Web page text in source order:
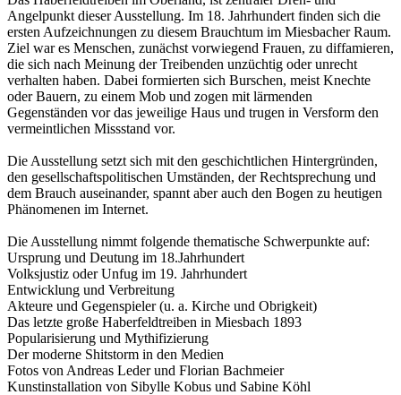
Angelpunkt dieser Ausstellung. Im 18. Jahrhundert finden sich die
ersten Aufzeichnungen zu diesem Brauchtum im Miesbacher Raum.
Ziel war es Menschen, zunächst vorwiegend Frauen, zu diffamieren,
die sich nach Meinung der Treibenden unzüchtig oder unrecht
verhalten haben. Dabei formierten sich Burschen, meist Knechte
oder Bauern, zu einem Mob und zogen mit lärmenden
Gegenständen vor das jeweilige Haus und trugen in Versform den
vermeintlichen Missstand vor.
Die Ausstellung setzt sich mit den geschichtlichen Hintergründen,
den gesellschaftspolitischen Umständen, der Rechtsprechung und
dem Brauch auseinander, spannt aber auch den Bogen zu heutigen
Phänomenen im Internet.
Die Ausstellung nimmt folgende thematische Schwerpunkte auf:
Ursprung und Deutung im 18.Jahrhundert
Volksjustiz oder Unfug im 19. Jahrhundert
Entwicklung und Verbreitung
Akteure und Gegenspieler (u. a. Kirche und Obrigkeit)
Das letzte große Haberfeldtreiben in Miesbach 1893
Popularisierung und Mythifizierung
Der moderne Shitstorm in den Medien
Fotos von Andreas Leder und Florian Bachmeier
Kunstinstallation von Sibylle Kobus und Sabine Köhl